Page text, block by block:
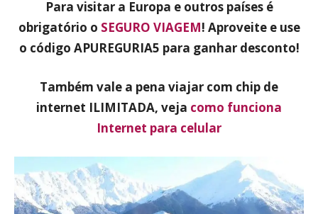
Para visitar a Europa e outros países é
obrigatório o SEGURO VIAGEM! Aproveite e use
o código APUREGURIA5 para ganhar desconto!
Também vale a pena viajar com chip de
internet ILIMITADA, veja como funciona
Internet para celular